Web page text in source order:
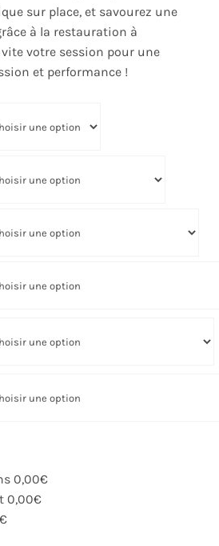
sur place, et savourez une
à la restauration à
votre session pour une
et performance !
0,00€
0,00€
€